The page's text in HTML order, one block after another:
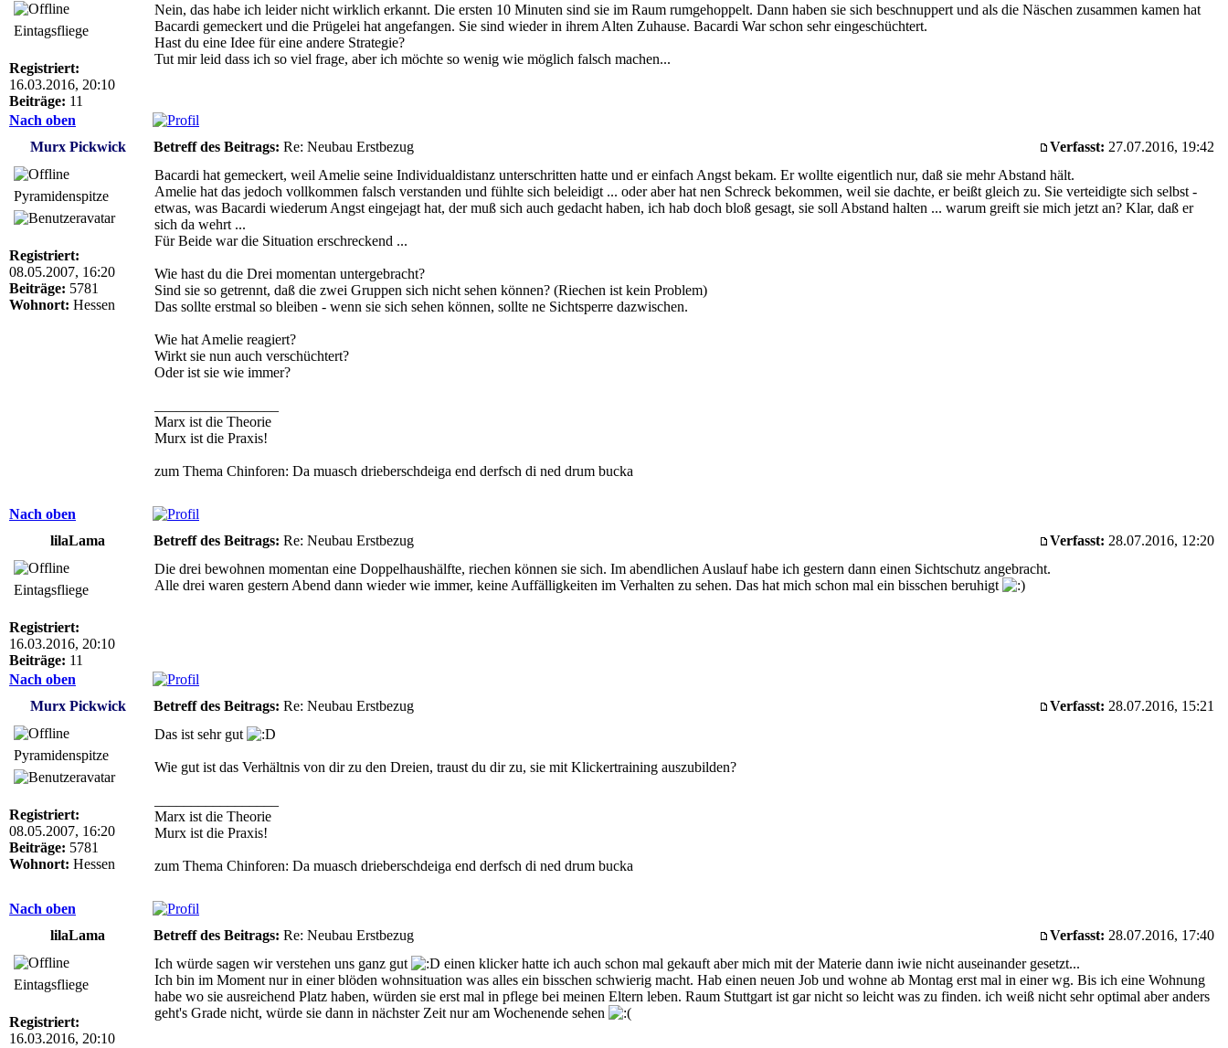
Eintagsfliege
Registriert:
16.03.2016, 20:10
Beiträge: 11
Nein, das habe ich leider nicht wirklich erkannt. Die ersten 10 Minuten sind sie im Raum rumgehoppelt. Dann haben sie sich beschnuppert und als die Näschen zusammen kamen hat
Bacardi gemeckert und die Prügelei hat angefangen. Sie sind wieder in ihrem Alten Zuhause. Bacardi War schon sehr eingeschüchtert.
Hast du eine Idee für eine andere Strategie?
Tut mir leid dass ich so viel frage, aber ich möchte so wenig wie möglich falsch machen...
Nach oben
Murx Pickwick
Betreff des Beitrags: Re: Neubau Erstbezug Verfasst: 27.07.2016, 19:42
Pyramidenspitze
Registriert:
08.05.2007, 16:20
Beiträge: 5781
Wohnort: Hessen
Bacardi hat gemeckert, weil Amelie seine Individualdistanz unterschritten hatte und er einfach Angst bekam. Er wollte eigentlich nur, daß sie mehr Abstand hält.
Amelie hat das jedoch vollkommen falsch verstanden und fühlte sich beleidigt ... oder aber hat nen Schreck bekommen, weil sie dachte, er beißt gleich zu. Sie verteidigte sich selbst -
etwas, was Bacardi wiederum Angst eingejagt hat, der muß sich auch gedacht haben, ich hab doch bloß gesagt, sie soll Abstand halten ... warum greift sie mich jetzt an? Klar, daß er
sich da wehrt ...
Für Beide war die Situation erschreckend ...
Wie hast du die Drei momentan untergebracht?
Sind sie so getrennt, daß die zwei Gruppen sich nicht sehen können? (Riechen ist kein Problem)
Das sollte erstmal so bleiben - wenn sie sich sehen können, sollte ne Sichtsperre dazwischen.
Wie hat Amelie reagiert?
Wirkt sie nun auch verschüchtert?
Oder ist sie wie immer?
Marx ist die Theorie
Murx ist die Praxis!
zum Thema Chinforen: Da muasch drieberschdeiga end derfsch di ned drum bucka
Nach oben
lilaLama
Betreff des Beitrags: Re: Neubau Erstbezug Verfasst: 28.07.2016, 12:20
Eintagsfliege
Registriert:
16.03.2016, 20:10
Beiträge: 11
Die drei bewohnen momentan eine Doppelhaushälfte, riechen können sie sich. Im abendlichen Auslauf habe ich gestern dann einen Sichtschutz angebracht.
Alle drei waren gestern Abend dann wieder wie immer, keine Auffälligkeiten im Verhalten zu sehen. Das hat mich schon mal ein bisschen beruhigt
Nach oben
Murx Pickwick
Betreff des Beitrags: Re: Neubau Erstbezug Verfasst: 28.07.2016, 15:21
Pyramidenspitze
Registriert:
08.05.2007, 16:20
Beiträge: 5781
Wohnort: Hessen
Das ist sehr gut
Wie gut ist das Verhältnis von dir zu den Dreien, traust du dir zu, sie mit Klickertraining auszubilden?
Marx ist die Theorie
Murx ist die Praxis!
zum Thema Chinforen: Da muasch drieberschdeiga end derfsch di ned drum bucka
Nach oben
lilaLama
Betreff des Beitrags: Re: Neubau Erstbezug Verfasst: 28.07.2016, 17:40
Eintagsfliege
Registriert:
16.03.2016, 20:10
Ich würde sagen wir verstehen uns ganz gut
einen klicker hatte ich auch schon mal gekauft aber mich mit der Materie dann iwie nicht auseinander gesetzt...
Ich bin im Moment nur in einer blöden wohnsituation was alles ein bisschen schwierig macht. Hab einen neuen Job und wohne ab Montag erst mal in einer wg. Bis ich eine Wohnung
habe wo sie ausreichend Platz haben, würden sie erst mal in pflege bei meinen Eltern leben. Raum Stuttgart ist gar nicht so leicht was zu finden. ich weiß nicht sehr optimal aber anders
geht's Grade nicht, würde sie dann in nächster Zeit nur am Wochenende sehen